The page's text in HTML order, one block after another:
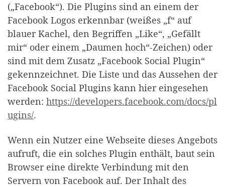
(„Facebook“). Die Plugins sind an einem der
Facebook Logos erkennbar (weißes „f“ auf
blauer Kachel, den Begriffen „Like“, „Gefällt
mir“ oder einem „Daumen hoch“-Zeichen) oder
sind mit dem Zusatz „Facebook Social Plugin“
gekennzeichnet. Die Liste und das Aussehen der
Facebook Social Plugins kann hier eingesehen
werden: https://developers.facebook.com/docs/pl
ugins/.
Wenn ein Nutzer eine Webseite dieses Angebots
aufruft, die ein solches Plugin enthält, baut sein
Browser eine direkte Verbindung mit den
Servern von Facebook auf. Der Inhalt des